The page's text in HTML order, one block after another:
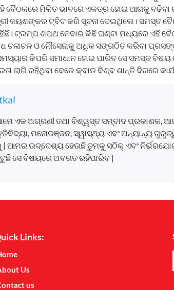
ବୈଠକରେ ମିଳିତ ଭାବରେ ଏକତ୍ର ହୋଇ ଆଗକୁ
ଜୟଶଙ୍କର ଟ୍ବିଟ କରି ସୂଚନା ଦେଇଥିଲେ। ସମସ୍ତ
ଟ୍ରମ୍ପ ଶପଥ ନେବାର କିଛି ଘଣ୍ଟା ମଧ୍ୟରେ ଏହି
ଚଳାଚଳ ଓ ନୌସେନାକୁ ଅଧିକ ସଙ୍ଗଠିତ କରିବା
କିପରି ସମାଧାନ ହୋଇ ପାରିବ ସେ ସମସ୍ତ
ଲାଗି ରହିଥିବା ବେଳେ କ୍ବାଡ ବିଶ୍ବ ଶାନ୍ତି ଦିଗରେ
ଏକ ଅଗ୍ରଣୀ ତଥା ବିଶ୍ୱସ୍ତ ସମ୍ବାଦ ପ୍ରକାଶକ,
ମନୋରଞ୍ଜନ, ସ୍ୱାସ୍ଥ୍ୟ ଏବଂ ଅନ୍ୟାନ୍ୟ
ଆମର ଉଦ୍ଦେଶ୍ୟ ହେଉଛି ତୁମକୁ ସଠିକ୍ ଏବଂ
ସେ ବିଷୟରେ ଅବଗତ ରହିପାରିବ |
Links:
Us
us